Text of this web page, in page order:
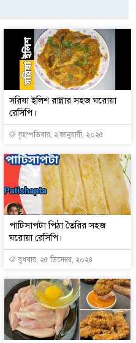
সরিষা ইলিশ রান্নার সহজ ঘরোয়া
রেসিপি।
বৃহস্পতিবার, ২ জানুয়ারী, ২০২৫
পাটিসাপটা পিঠা তৈরির সহজ
ঘরোয়া রেসিপি।
বুধবার, ২৫ ডিসেম্বর, ২০২৪